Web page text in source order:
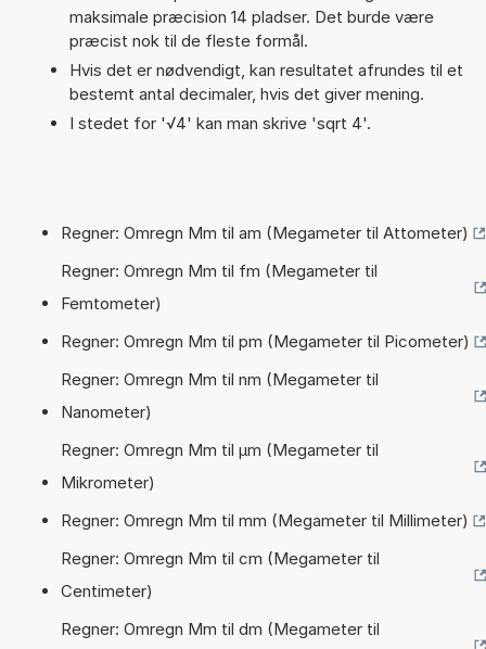
maksimale præcision 14 pladser. Det burde være
præcist nok til de fleste formål.
Hvis det er nødvendigt, kan resultatet afrundes til et
bestemt antal decimaler, hvis det giver mening.
I stedet for '√4' kan man skrive 'sqrt 4'.
Regner: Omregn Mm til am (Megameter til Attometer)
Regner: Omregn Mm til fm (Megameter til
Femtometer)
Regner: Omregn Mm til pm (Megameter til Picometer)
Regner: Omregn Mm til nm (Megameter til
Nanometer)
Regner: Omregn Mm til µm (Megameter til
Mikrometer)
Regner: Omregn Mm til mm (Megameter til Millimeter)
Regner: Omregn Mm til cm (Megameter til
Centimeter)
Regner: Omregn Mm til dm (Megameter til